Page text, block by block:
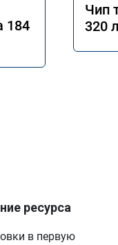
184
Чип
320
ресурса
в первую